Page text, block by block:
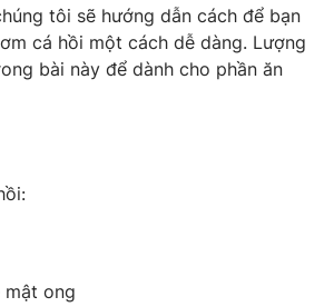
tôi sẽ hướng dẫn cách để bạn
cá hồi một cách dễ dàng. Lượng
bài này để dành cho phần ăn
mật ong